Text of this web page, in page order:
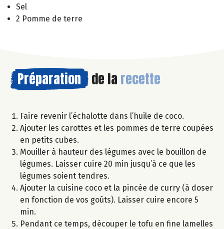
Sel
2 Pomme de terre
Préparation de la recette
Faire revenir l’échalotte dans l’huile de coco.
Ajouter les carottes et les pommes de terre coupées
en petits cubes.
Mouiller à hauteur des légumes avec le bouillon de
légumes. Laisser cuire 20 min jusqu’à ce que les
légumes soient tendres.
Ajouter la cuisine coco et la pincée de curry (à doser
en fonction de vos goûts). Laisser cuire encore 5
min.
Pendant ce temps, découper le tofu en fine lamelles